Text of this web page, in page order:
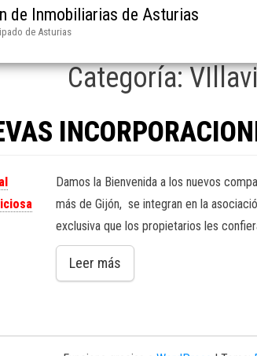
de Inmobiliarias de Asturias
de Asturias
Categoría:
Damos la Bienvenida a los nuevos
más de Gijón, se integran en la
exclusiva que los propietarios les
Leer más